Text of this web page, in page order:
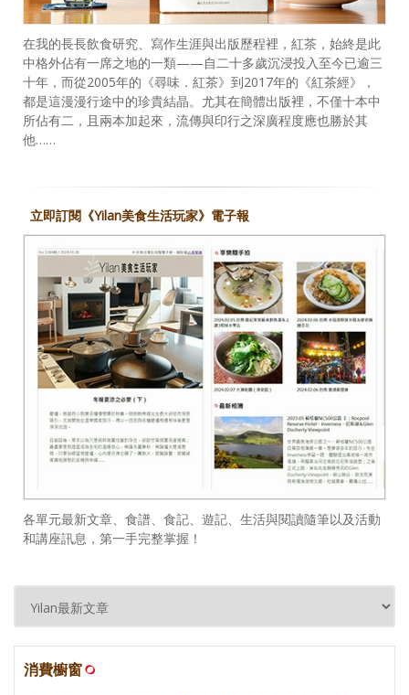
在我的長長飲食研究、寫作生涯與出版歷程裡，紅茶，始終是此
中格外佔有一席之地的一類——自二十多歲沉浸投入至今已逾三
十年，而從2005年的《尋味．紅茶》到2017年的《紅茶經》，
都是這漫漫行途中的珍貴結晶。尤其在簡體出版裡，不僅十本中
所佔有二，且兩本加起來，流傳與印行之深廣程度應也勝於其
他……
立即訂閱《Yilan美食生活玩家》電子報
各單元最新文章、食譜、食記、遊記、生活與閱讀隨筆以及活動
和講座訊息，第一手完整掌握！
消費櫥窗